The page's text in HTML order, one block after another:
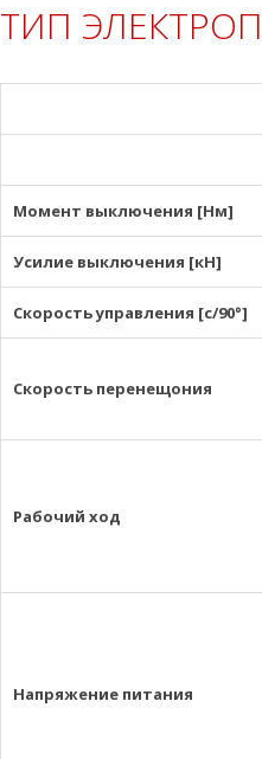
ТИП
Момент выключения [Нм]
Усилие выключения [кН]
Скорость управления [с/90°]
Скорость перенещония
Рабочий ход
Напряжение питания